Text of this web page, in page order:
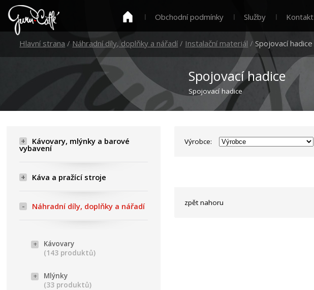
Obchodní podmínky Služby Kontakt
Hlavní strana / Náhradní díly, doplňky a nářadí/ Instalační materiál /Spojovací hadice
Spojovací hadice
Spojovací hadice
Kávovary, mlýnky a barové
vybavení
Káva a pražící stroje
Náhradní díly, doplňky a nářadí
Kávovary
(143 produktů)
Mlýnky
(33 produktů)
Výrobce:
zpět nahoru